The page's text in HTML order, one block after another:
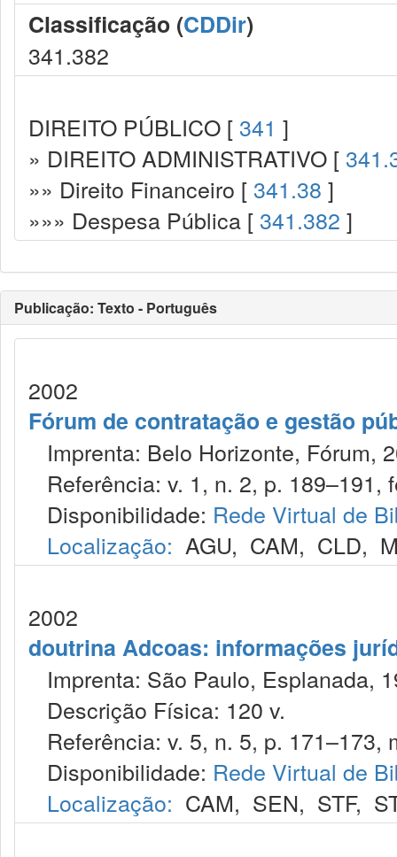
Classificação (CDDir)
341.382
DIREITO PÚBLICO [ 341 ]
» DIREITO ADMINISTRATIVO [
»» Direito Financeiro [ 341.38 ]
»»» Despesa Pública [ 341.382 ]
Publicação: Texto - Português
2002
Fórum de contratação e gestão
Imprenta: Belo Horizonte, Fórum,
Referência: v. 1, n. 2, p. 189–191,
Disponibilidade: Rede Virtual de
Localização: AGU, CAM, CLD,
2002
doutrina Adcoas: informações
Imprenta: São Paulo, Esplanada,
Descrição Física: 120 v.
Referência: v. 5, n. 5, p. 171–173,
Disponibilidade: Rede Virtual de
Localização: CAM, SEN, STF,